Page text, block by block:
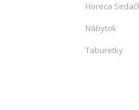
Horeca
Nábytok
Taburetky